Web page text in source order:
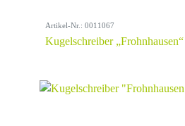
Artikel-Nr.: 0011067
Kugelschreiber „Frohnhausen“